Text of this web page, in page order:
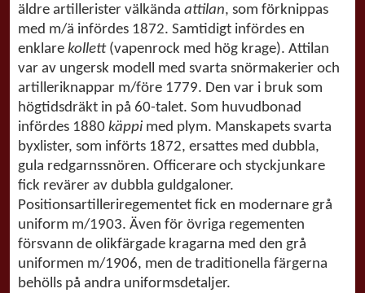
äldre artillerister välkända attilan, som förknippas
med m/ä infördes 1872. Samtidigt infördes en
enklare kollett(vapenrock med hög krage). Attilan
var av ungersk modell med svarta snörmakerier och
artilleriknappar m/före 1779. Den var i bruk som
högtidsdräkt in på 60-talet. Som huvudbonad
infördes 1880 käppi med plym. Manskapets svarta
byxlister, som införts 1872, ersattes med dubbla,
gula redgarnssnören. Officerare och styckjunkare
fick revärer av dubbla guldgaloner.
Positionsartilleriregementet fick en modernare grå
uniform m/1903. Även för övriga regementen
försvann de olikfärgade kragarna med den grå
uniformen m/1906, men de traditionella färgerna
behölls på andra uniformsdetaljer.